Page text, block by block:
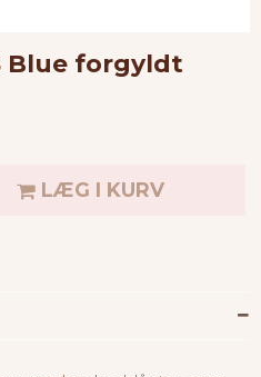
Blue forgyldt
LÆG I KURV